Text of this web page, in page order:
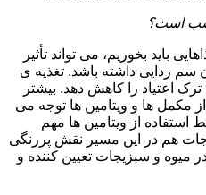
است؟
باید بخوریم، می تواند تأثیر
زدایی داشته باشد. تغذیه ی
اعتیاد را کاهش دهد. بیشتر
از مکمل ها و ویتامین ها توجه می
استفاده از ویتامین ها مهم
هم در این مسیر نقش پررنگی
میوه و سبزیجات تعیین کننده و